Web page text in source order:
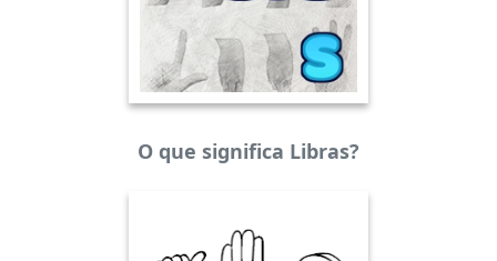
O que significa Libras?